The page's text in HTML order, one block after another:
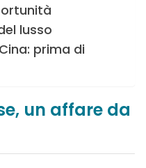
lusso
prima di
un affare da